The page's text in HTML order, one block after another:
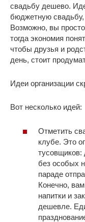
свадьбу дешево.
бюджетную свадьбу,
Возможно, вы
тогда экономия
чтобы друзья и
день, стоит
Идеи организации
Вот несколько идей:
Отметить
клубе. Это
тусовщиков:
без особых
параде
Конечно,
напитки и
дешевле.